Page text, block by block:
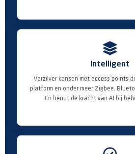

Intelligent
Verzilver kansen met access points
platform en onder meer Zigbee,
En benut de kracht van AI bij